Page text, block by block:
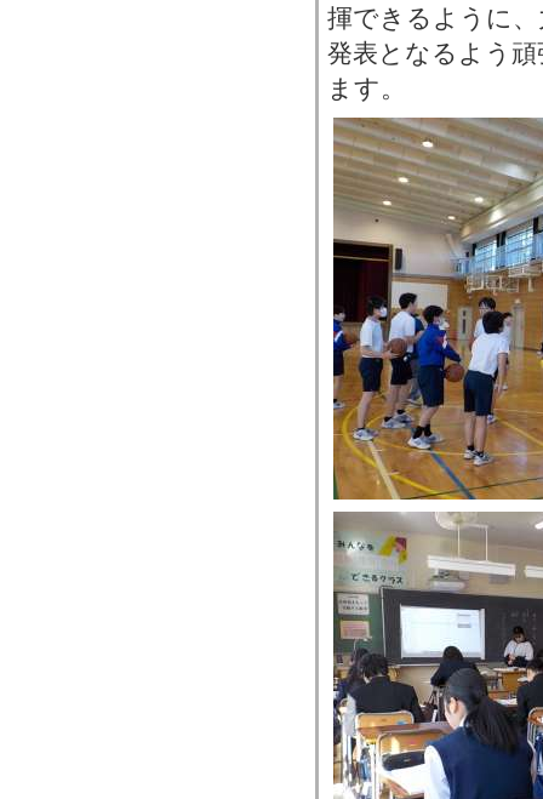
揮できるように
発表となるよう
ます。